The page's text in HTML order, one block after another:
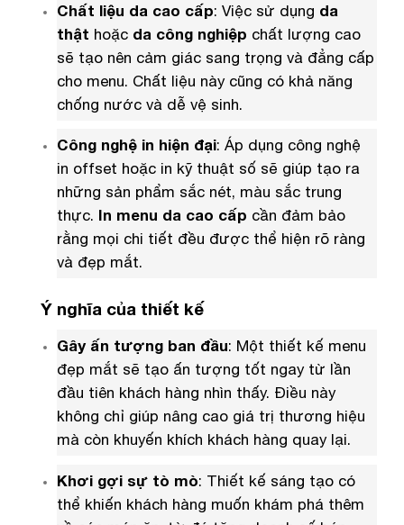
Chất liệu da cao cấp: Việc sử dụng da
thật hoặc da công nghiệp chất lượng cao
sẽ tạo nên cảm giác sang trọng và đẳng cấp
cho menu. Chất liệu này cũng có khả năng
chống nước và dễ vệ sinh.
Công nghệ in hiện đại: Áp dụng công nghệ
in offset hoặc in kỹ thuật số sẽ giúp tạo ra
những sản phẩm sắc nét, màu sắc trung
thực. In menu da cao cấp cần đảm bảo
rằng mọi chi tiết đều được thể hiện rõ ràng
và đẹp mắt.
Ý nghĩa của thiết kế
Gây ấn tượng ban đầu: Một thiết kế menu
đẹp mắt sẽ tạo ấn tượng tốt ngay từ lần
đầu tiên khách hàng nhìn thấy. Điều này
không chỉ giúp nâng cao giá trị thương hiệu
mà còn khuyến khích khách hàng quay lại.
Khơi gợi sự tò mò: Thiết kế sáng tạo có
thể khiến khách hàng muốn khám phá thêm